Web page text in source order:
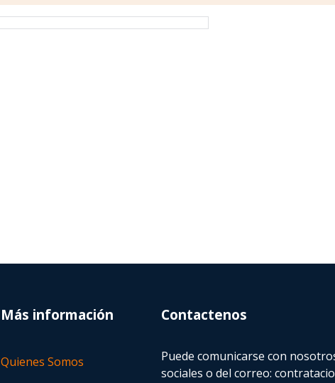
Más información
Quienes Somos
Contactenos
Puede comunicarse con
sociales o del correo: